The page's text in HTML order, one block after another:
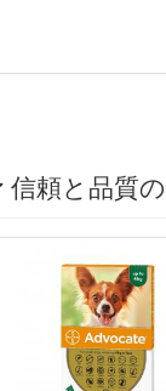
信頼と品質